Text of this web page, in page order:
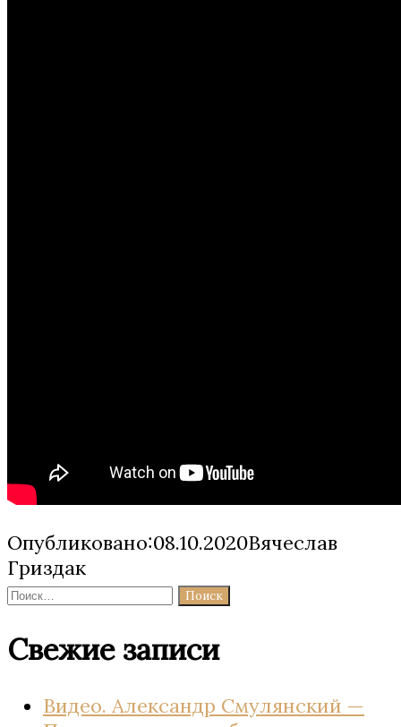
Опубликовано:08.10.2020Вячеслав
Гриздак
Найти:
Свежие записи
Видео. Александр Смулянский —